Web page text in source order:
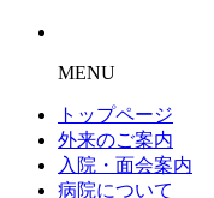
MENU
トップページ
外来のご案内
入院・面会案内
病院について